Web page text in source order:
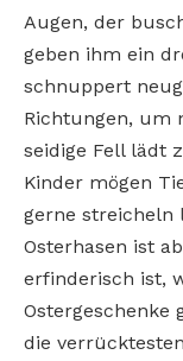
Augen, der
geben ihm ein
schnuppert
Richtungen, um
seidige Fell lädt
Kinder mögen
gerne streicheln
Osterhasen ist
erfinderisch ist,
die